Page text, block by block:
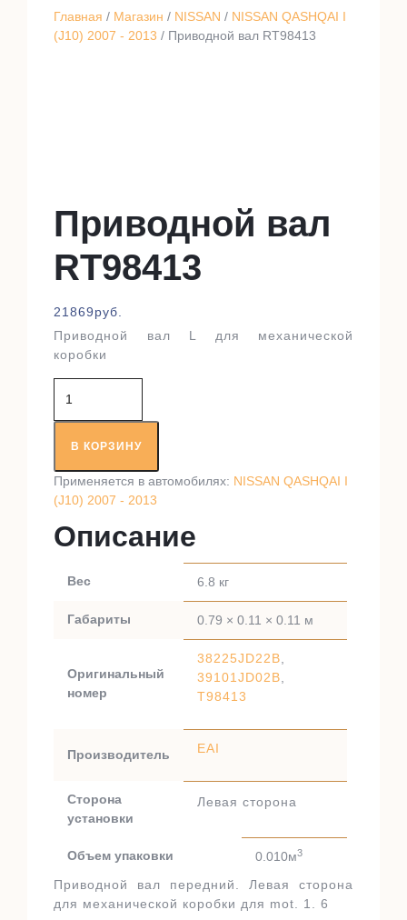
Главная / Магазин / NISSAN / NISSAN QASHQAI I
(J10) 2007 - 2013 / Приводной вал RT98413
Приводной вал
RT98413
21869руб.
Приводной вал L для механической
коробки
товара
Приводной
валВ КОРЗИНУ
Применяется в автомобилях: NISSAN QASHQAI I
(J10) 2007 - 2013
Описание
Вес 6.8 кг
Габариты 0.79 × 0.11 × 0.11 м
Оригинальный
номер
38225JD22B
39101JD02B
T98413
Производитель EAI
Сторона
установки
Левая сторона
Объем упаковки 0.010м3
Приводной вал передний. Левая сторона
для механической коробки для mot. 1. 6